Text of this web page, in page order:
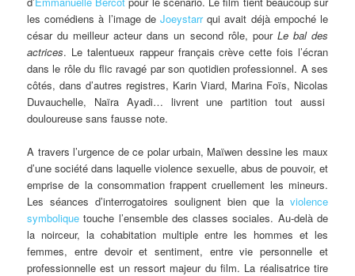
les comédiens à l’image de Joeystarrqui avait déjà empoché le
césar du meilleur acteur dans un second rôle, pour Le bal des
actrices. Le talentueux rappeur français crève cette fois l’écran
dans le rôle du flic ravagé par son quotidien professionnel. A ses
côtés, dans d’autres registres, Karin Viard, Marina Foïs, Nicolas
Duvauchelle, Naïra Ayadi… livrent une partition tout aussi
douloureuse sans fausse note.
A travers l’urgence de ce polar urbain, Maïwen dessine les maux
d’une société dans laquelle violence sexuelle, abus de pouvoir, et
emprise de la consommation frappent cruellement les mineurs.
Les séances d’interrogatoires soulignent bien que la violence
symbolique touche l’ensemble des classes sociales. Au-delà de
la noirceur, la cohabitation multiple entre les hommes et les
femmes, entre devoir et sentiment, entre vie personnelle et
professionnelle est un ressort majeur du film. La réalisatrice tire